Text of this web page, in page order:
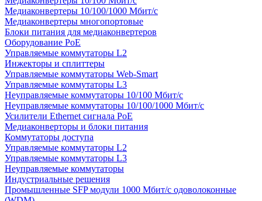
Медиаконвертеры 10/100/1000 Мбит/c
Медиаконвертеры многопортовые
Блоки питания для медиаконвертеров
Оборудование PoE
Управляемые коммутаторы L2
Инжекторы и сплиттеры
Управляемые коммутаторы Web-Smart
Управляемые коммутаторы L3
Неуправляемые коммутаторы 10/100 Мбит/с
Неуправляемые коммутаторы 10/100/1000 Мбит/с
Усилители Ethernet сигнала PoE
Медиаконверторы и блоки питания
Коммутаторы доступа
Управляемые коммутаторы L2
Управляемые коммутаторы L3
Неуправляемые коммутаторы
Индустриальные решения
Промышленные SFP модули 1000 Мбит/c одоволоконные